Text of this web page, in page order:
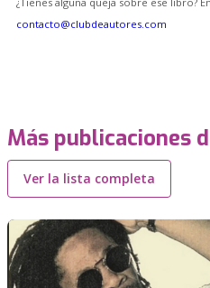
contacto@clubdeautores.com
Más publicaciones
Ver la lista completa